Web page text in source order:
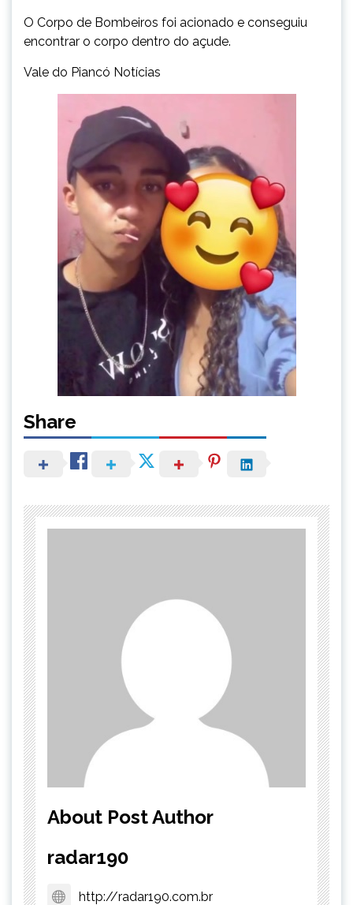
O Corpo de Bombeiros foi acionado e conseguiu
encontrar o corpo dentro do açude.
Vale do Piancó Notícias
Share
About Post Author
radar190
http://radar190.com.br